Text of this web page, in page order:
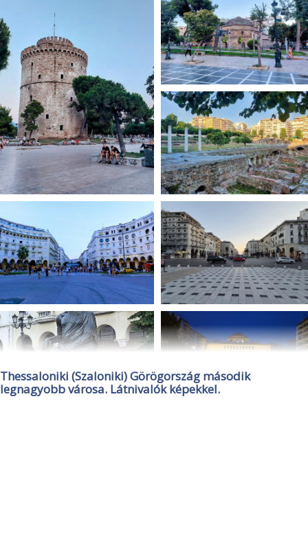
Thessaloniki (Szaloniki) Görögország második
legnagyobb városa. Látnivalók képekkel.